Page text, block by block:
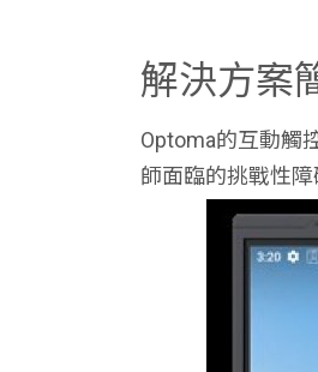
解決方案
Optoma的互動觸
師面臨的挑戰性